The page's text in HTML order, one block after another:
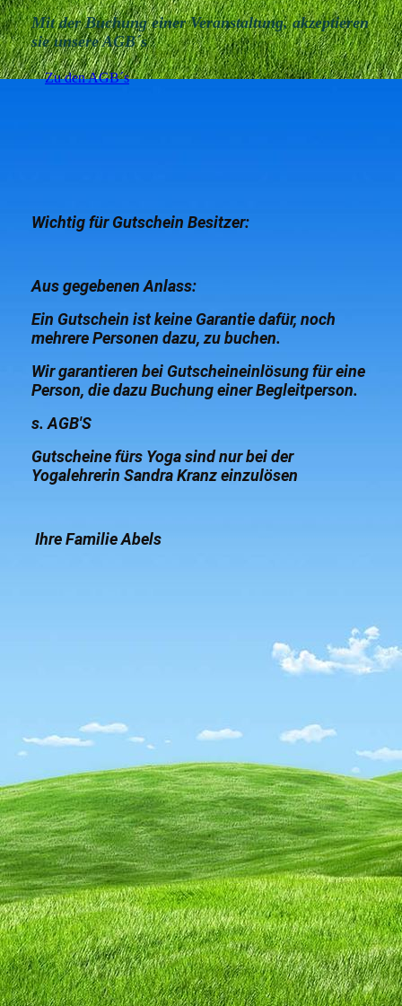
Mit der Buchung einer Veranstaltung, akzeptieren
sie unsere AGB´s
Zu den AGB´s
Wichtig für Gutschein Besitzer:
Aus gegebenen Anlass:
Ein Gutschein ist keine Garantie dafür, noch
mehrere Personen dazu, zu buchen.
Wir garantieren bei Gutscheineinlösung für eine
Person, die dazu Buchung einer Begleitperson.
s. AGB'S
Gutscheine fürs Yoga sind nur bei der
Yogalehrerin Sandra Kranz einzulösen
Ihre Familie Abels